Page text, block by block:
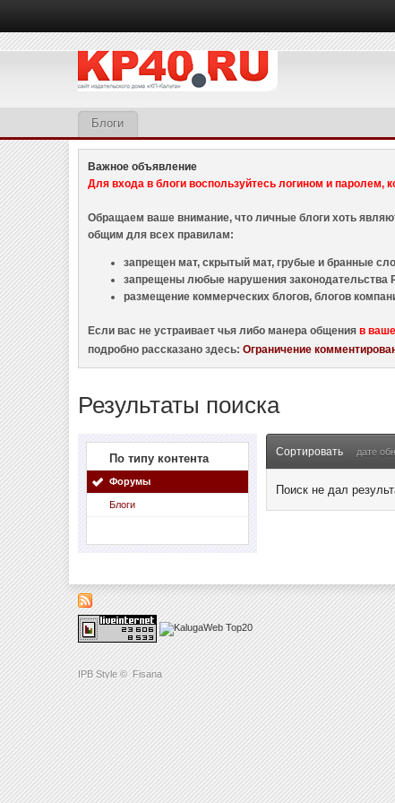
IPB Style © Fisana
Блоги
Важное объявление
Для входа в блоги воспользуйтесь логином и паролем,
Обращаем ваше внимание, что личные блоги хоть
общим для всех правилам:
запрещен мат, скрытый мат, грубые и бранные
запрещены любые нарушения
размещение коммерческих блогов, блогов
Если вас не устраивает чья либо манера общенияв
подробно рассказано здесь:Ограничение
Результаты поиска
По типу контента
Форумы
Блоги
Сортировать дате
Поиск не дал